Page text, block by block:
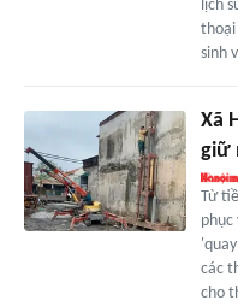
lịch
thoại
sinh
Xã
giữ
Từ
phục
các
cho